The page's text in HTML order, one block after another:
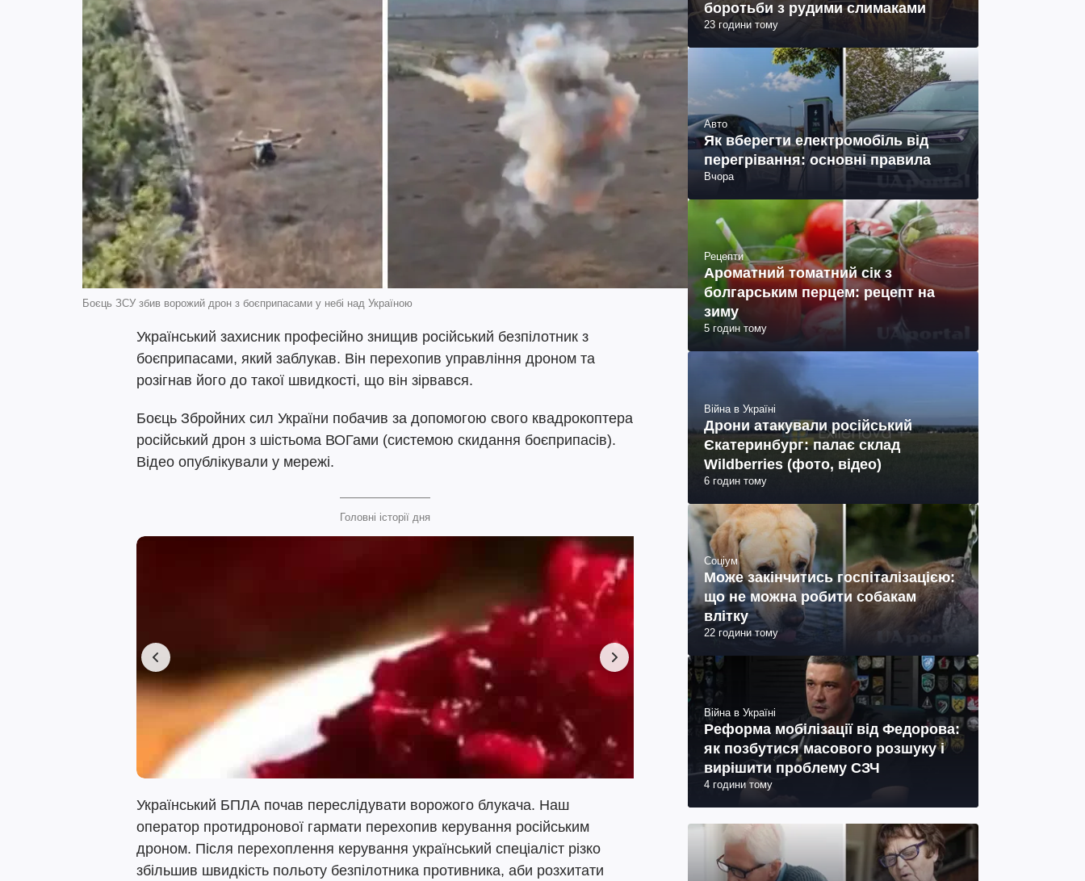
Боєць ЗСУ збив ворожий дрон з боєприпасами у небі над Україною
Український захисник професійно знищив російський безпілотник з
боєприпасами, який заблукав. Він перехопив управління дроном та
розігнав його до такої швидкості, що він зірвався.
Боєць Збройних сил України побачив за допомогою свого квадрокоптера
російський дрон з шістьома ВОГами (системою скидання боєприпасів).
Відео опублікували у мережі.
Головні історії дня
Український БПЛА почав переслідувати ворожого блукача. Наш
оператор протидронової гармати перехопив керування російським
дроном. Після перехоплення керування український спеціаліст різко
збільшив швидкість польоту безпілотника противника, аби розхитати
боротьби з рудими слимаками
23 години тому
Авто
Як вберегти електромобіль від
перегрівання: основні правила
Вчора
Рецепти
Ароматний томатний сік з
болгарським перцем: рецепт на
зиму
5 годин тому
Війна в Україні
Дрони атакували російський
Єкатеринбург: палає склад
Wildberries (фото, відео)
6 годин тому
Соціум
Може закінчитись госпіталізацією:
що не можна робити собакам
влітку
22 години тому
Війна в Україні
Реформа мобілізації від Федорова:
як позбутися масового розшуку і
вирішити проблему СЗЧ
4 години тому